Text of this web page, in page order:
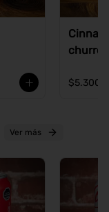
churros
$5.300
Ver más